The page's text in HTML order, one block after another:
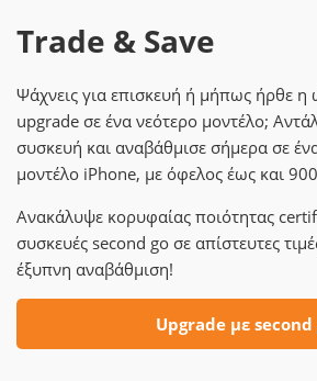
Trade & Save
Ψάχνεις για επισκευή ή μήπως ήρθε η
upgrade σε ένα νεότερο μοντέλο;
συσκευή και αναβάθμισε σήμερα σε
μοντέλο iPhone, με όφελος έως και
Ανακάλυψε κορυφαίας ποιότητας
συσκευές second go σε απίστευτες
έξυπνη αναβάθμιση!
Upgrade με second